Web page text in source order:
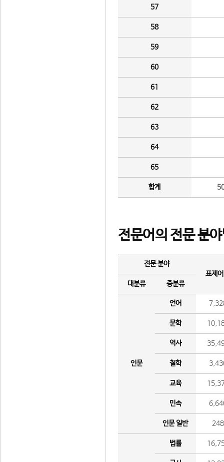
57
58
59
60
61
62
63
64
65
합계
전문어의 전문 분
전문 분야
표제
대분류
중분류
인문
언어
문학
역사
철학
교육
민속
인문 일반 248
법률